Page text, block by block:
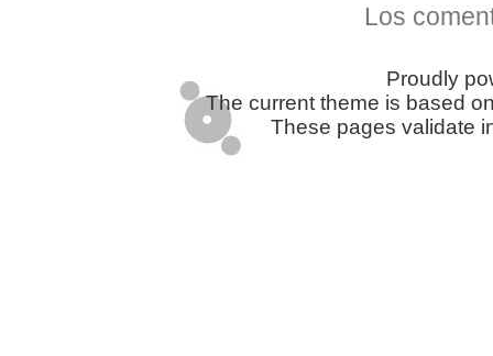
Los
Proudly
The current theme is based
These pages validate